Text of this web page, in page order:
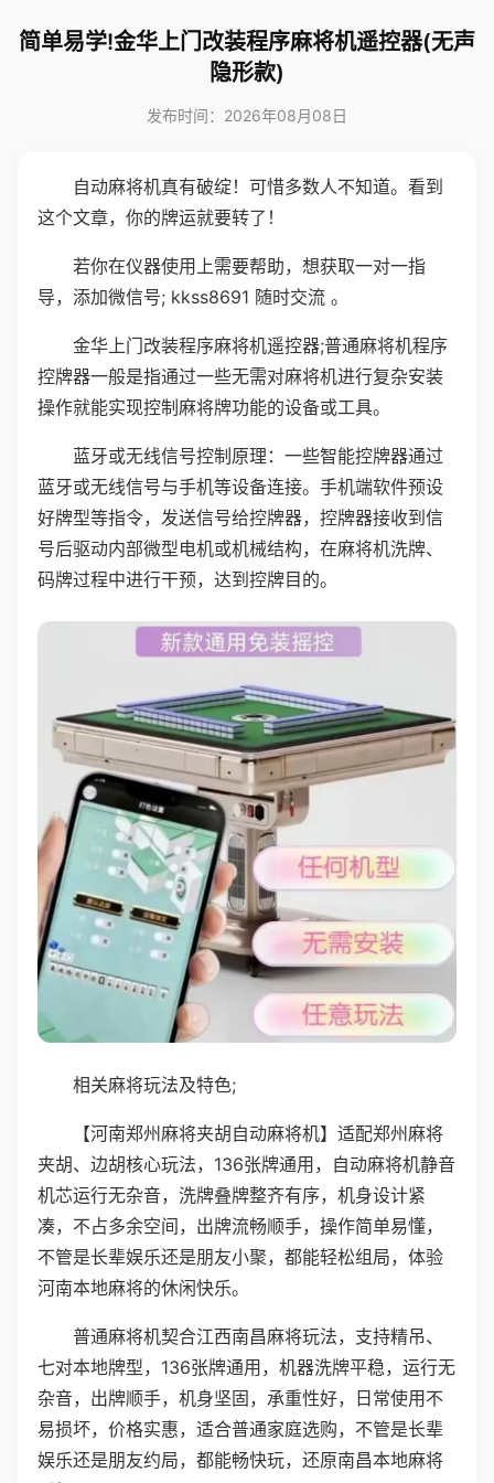
简单易学!金华上门改装程序麻将机遥控器(无声
隐形款)
发布时间：2026年08月08日
自动麻将机真有破绽！可惜多数人不知道。看到
这个文章，你的牌运就要转了！
若你在仪器使用上需要帮助，想获取一对一指
导，添加微信号; kkss8691 随时交流 。
金华上门改装程序麻将机遥控器;普通麻将机程序
控牌器一般是指通过一些无需对麻将机进行复杂安装
操作就能实现控制麻将牌功能的设备或工具。
蓝牙或无线信号控制原理：一些智能控牌器通过
蓝牙或无线信号与手机等设备连接。手机端软件预设
好牌型等指令，发送信号给控牌器，控牌器接收到信
号后驱动内部微型电机或机械结构，在麻将机洗牌、
码牌过程中进行干预，达到控牌目的。
相关麻将玩法及特色;
【河南郑州麻将夹胡自动麻将机】适配郑州麻将
夹胡、边胡核心玩法，136张牌通用，自动麻将机静音
机芯运行无杂音，洗牌叠牌整齐有序，机身设计紧
凑，不占多余空间，出牌流畅顺手，操作简单易懂，
不管是长辈娱乐还是朋友小聚，都能轻松组局，体验
河南本地麻将的休闲快乐。
普通麻将机契合江西南昌麻将玩法，支持精吊、
七对本地牌型，136张牌通用，机器洗牌平稳，运行无
杂音，出牌顺手，机身坚固，承重性好，日常使用不
易损坏，价格实惠，适合普通家庭选购，不管是长辈
娱乐还是朋友约局，都能畅快玩，还原南昌本地麻将